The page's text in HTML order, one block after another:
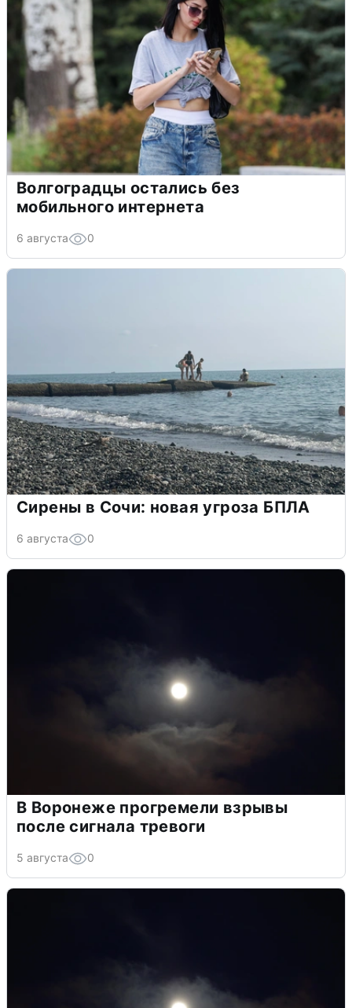
Волгоградцы остались без
мобильного интернета
6 августа 0
Сирены в Сочи: новая угроза БПЛА
6 августа 0
В Воронеже прогремели взрывы
после сигнала тревоги
5 августа 0